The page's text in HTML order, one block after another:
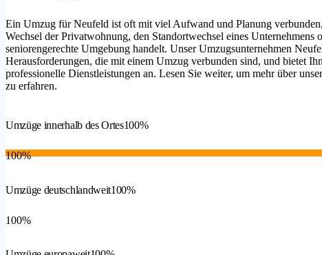
Ein Umzug für Neufeld ist oft mit viel Aufwand und Planung
Wechsel der Privatwohnung, den Standortwechsel eines Unternehmens
seniorengerechte Umgebung handelt. Unser Umzugsunternehmen
Herausforderungen, die mit einem Umzug verbunden sind, und bietet
professionelle Dienstleistungen an. Lesen Sie weiter, um mehr über
zu erfahren.
Umzüge innerhalb des Ortes100%
100%
Umzüge deutschlandweit100%
100%